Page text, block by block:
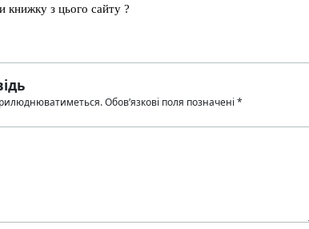
книжку з цього сайту ?
Обов’язкові поля позначені *